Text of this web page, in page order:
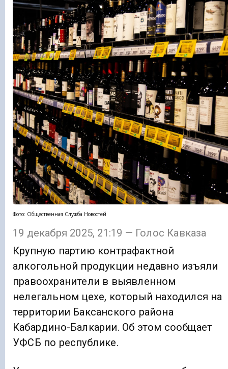
Фото: Общественная Служба Новостей
19 декабря 2025, 21:19 — Голос Кавказа
Крупную партию контрафактной
алкогольной продукции недавно изъяли
правоохранители в выявленном
нелегальном цехе, который находился на
территории Баксанского района
Кабардино-Балкарии. Об этом сообщает
УФСБ по республике.